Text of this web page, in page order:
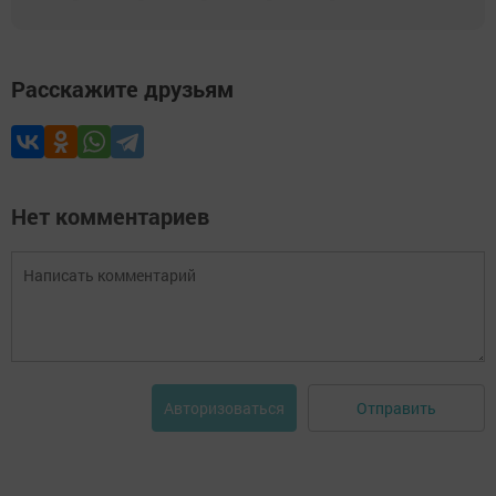
Расскажите друзьям
Нет комментариев
Авторизоваться Отправить